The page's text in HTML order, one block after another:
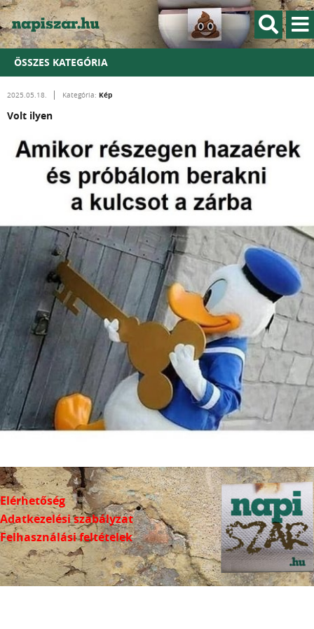
ÖSSZES KATEGÓRIA
2025.05.18. Kategória: Kép
Volt ilyen
Elérhetőség
Adatkezelési szabályzat
Felhasználási feltételek